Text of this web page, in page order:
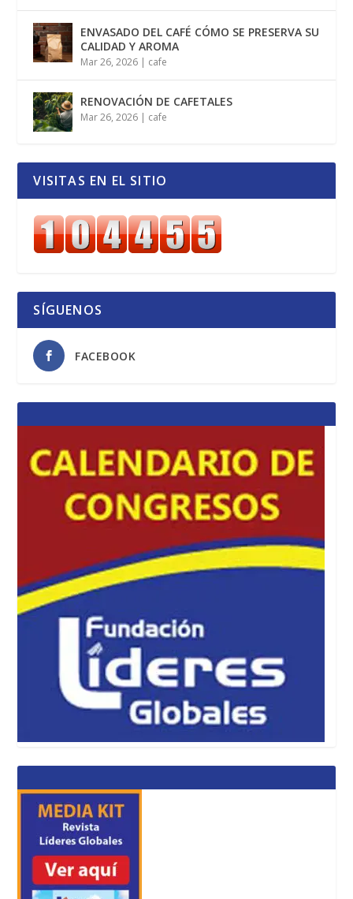
ENVASADO DEL CAFÉ CÓMO SE PRESERVA SU
CALIDAD Y AROMA
Mar 26, 2026 | cafe
RENOVACIÓN DE CAFETALES
Mar 26, 2026 | cafe
VISITAS EN EL SITIO
SÍGUENOS
FACEBOOK